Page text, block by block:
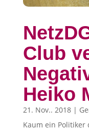
Club
Heiko
21. Nov.. 2018|
Kaum ein Politiker